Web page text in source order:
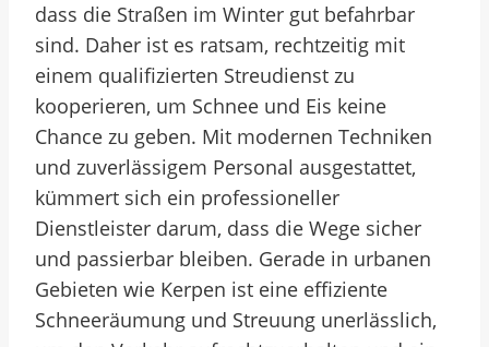
dass die Straßen im Winter gut befahrbar
sind. Daher ist es ratsam, rechtzeitig mit
einem qualifizierten Streudienst zu
kooperieren, um Schnee und Eis keine
Chance zu geben. Mit modernen Techniken
und zuverlässigem Personal ausgestattet,
kümmert sich ein professioneller
Dienstleister darum, dass die Wege sicher
und passierbar bleiben. Gerade in urbanen
Gebieten wie Kerpen ist eine effiziente
Schneeräumung und Streuung unerlässlich,